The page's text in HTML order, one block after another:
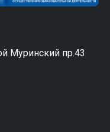
Муринский пр.43